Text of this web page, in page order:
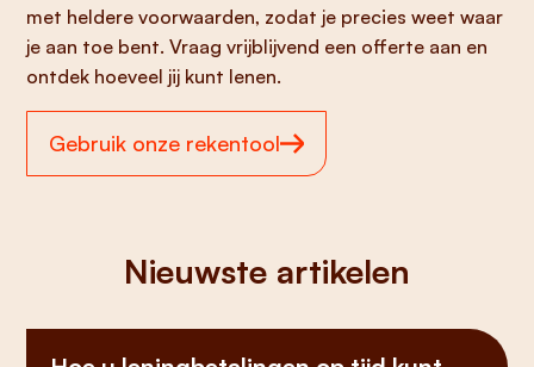
met heldere voorwaarden, zodat je precies weet waar
je aan toe bent. Vraag vrijblijvend een offerte aan en
ontdek hoeveel jij kunt lenen.
Gebruik onze rekentool
Nieuwste artikelen